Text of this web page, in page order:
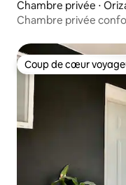
Chambre privée ⋅
Chambre privée
Coup de cœur
Coup de cœur